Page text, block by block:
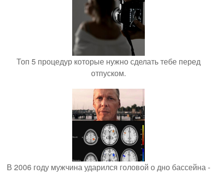
Топ 5 процедур которые нужно сделать тебе перед
отпуском.
В 2006 году мужчина ударился головой о дно бассейна -